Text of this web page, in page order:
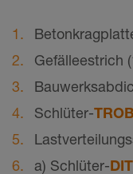
Gefälleestrich
Schlüter-
a) Schlüter-